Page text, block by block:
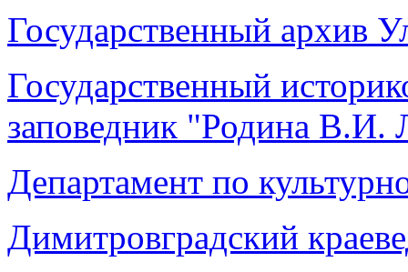
Государственный архив
Государственный
заповедник "Родина В.И.
Департамент по
Димитровградский